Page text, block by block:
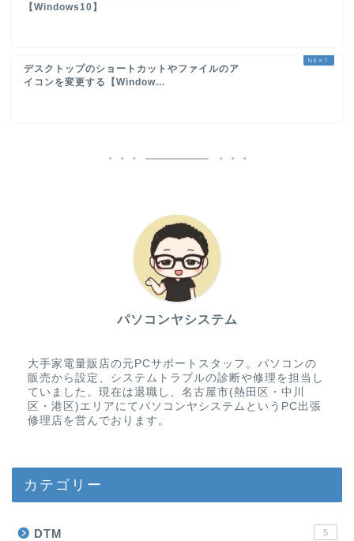
【Windows10】
デスクトップのショートカットやファイルのア
イコンを変更する【Window...
パソコンヤシステム
大手家電量販店の元PCサポートスタッフ。パソコンの
販売から設定、システムトラブルの診断や修理を担当し
ていました。現在は退職し、名古屋市(熱田区・中川
区・港区)エリアにてパソコンヤシステムというPC出張
修理店を営んでおります。
カテゴリー
DTM 5